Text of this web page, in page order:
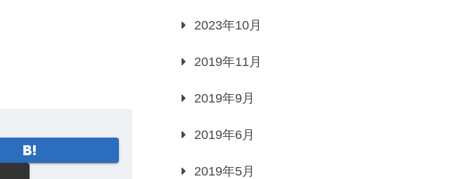
2023年10月
2019年11月
2019年9月
2019年6月
2019年5月